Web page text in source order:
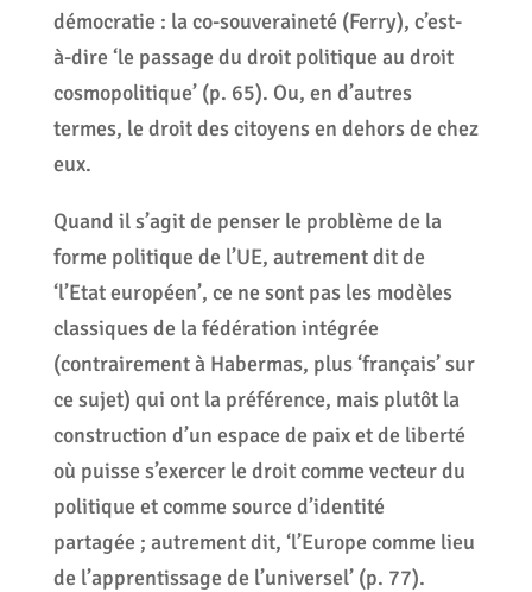
démocratie : la co-souveraineté (Ferry), c’est-
à-dire ‘le passage du droit politique au droit
cosmopolitique’ (p. 65). Ou, en d’autres
termes, le droit des citoyens en dehors de chez
eux.
Quand il s’agit de penser le problème de la
forme politique de l’UE, autrement dit de
‘l’Etat européen’, ce ne sont pas les modèles
classiques de la fédération intégrée
(contrairement à Habermas, plus ‘français’ sur
ce sujet) qui ont la préférence, mais plutôt la
construction d’un espace de paix et de liberté
où puisse s’exercer le droit comme vecteur du
politique et comme source d’identité
partagée ; autrement dit, ‘l’Europe comme lieu
de l’apprentissage de l’universel’ (p. 77).